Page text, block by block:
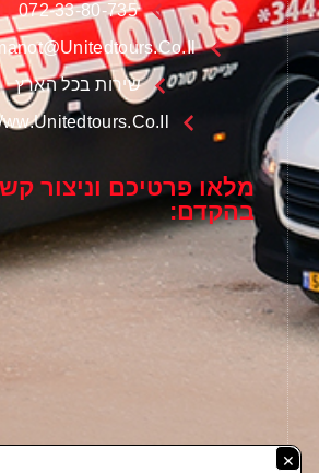
072-33-80-735
שירות בכל הארץ
מלאו פרטיכם וניצור
בהקדם:
×